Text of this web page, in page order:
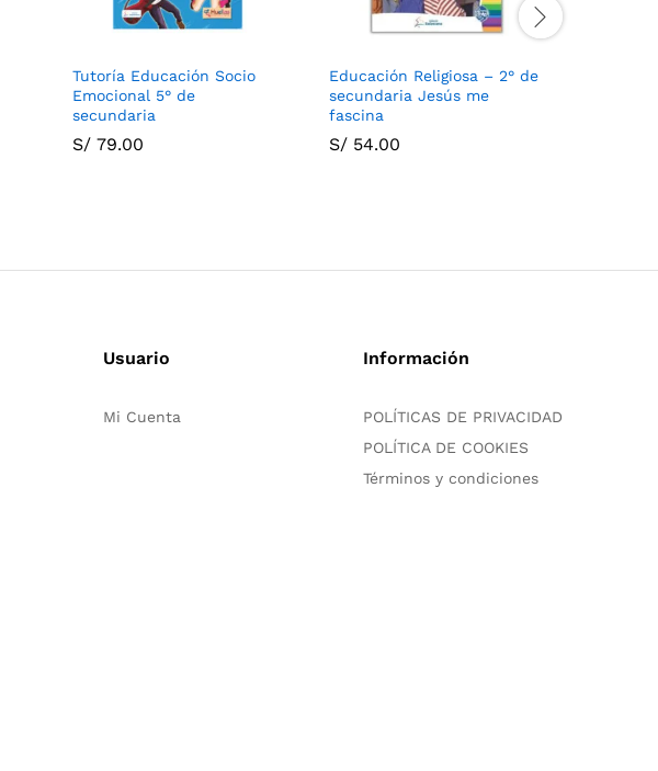
Tutoría Educación Socio
Emocional 5° de
secundaria
S/ 79.00
Educación Religiosa – 2° de
secundaria Jesús me
fascina
S/ 54.00
Usuario
Mi Cuenta
Información
POLÍTICAS DE PRIVACIDAD
POLÍTICA DE COOKIES
Términos y condiciones